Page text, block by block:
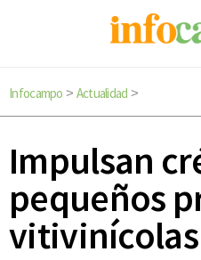
Infocampo > Actualidad >
Impulsan
pequeños
vitivinícolas